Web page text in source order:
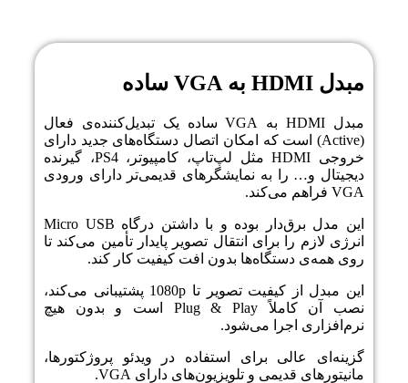
مبدل HDMI به VGA ساده
مبدل HDMI به VGA ساده یک تبدیل‌کننده‌ی فعال
(Active) است که امکان اتصال دستگاه‌های جدید دارای
خروجی HDMI مثل لپ‌تاپ، کامپیوتر، PS4، گیرنده
دیجیتال و… را به نمایشگرهای قدیمی‌تر دارای ورودی
VGA فراهم می‌کند.
این مدل برق‌دار بوده و با داشتن درگاه Micro USB
انرژی لازم را برای انتقال تصویر پایدار تأمین می‌کند تا
روی همه‌ی دستگاه‌ها بدون افت کیفیت کار کند.
این مبدل از کیفیت تصویر تا 1080p پشتیبانی می‌کند،
نصب آن کاملاً Plug & Play است و بدون هیچ
نرم‌افزاری اجرا می‌شود.
گزینه‌ای عالی برای استفاده در ویدئو پروژکتورها،
مانیتورهای قدیمی و تلویزیون‌های دارای VGA.